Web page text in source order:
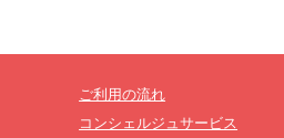
ご利用の流れ
コンシェルジュサービス